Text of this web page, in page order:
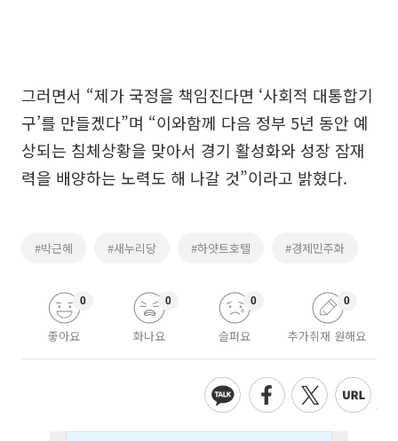
그러면서 “제가 국정을 책임진다면 ‘사회적 대통합기
구’를 만들겠다”며 “이와함께 다음 정부 5년 동안 예
상되는 침체상황을 맞아서 경기 활성화와 성장 잠재
력을 배양하는 노력도 해 나갈 것”이라고 밝혔다.
#박근혜 #새누리당 #하얏트호텔 #경제민주화
좋아요
0
화나요
0
슬퍼요
0
추가취재 원해요
0